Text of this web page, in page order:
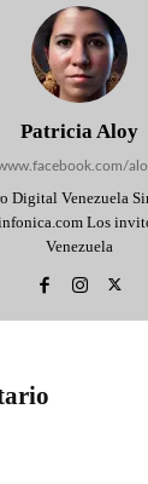
Patricia Aloy
Digital Venezuela
Los
Venezuela